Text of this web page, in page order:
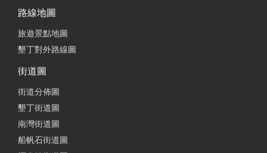
路線地圖
旅遊景點地圖
墾丁對外路線圖
街道圖
街道分佈圖
墾丁街道圖
南灣街道圖
船帆石街道圖